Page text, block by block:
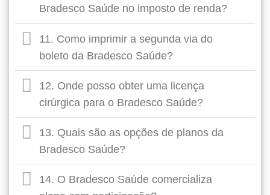
Bradesco Saúde no imposto de renda?
11. Como imprimir a segunda via do
boleto da Bradesco Saúde?
12. Onde posso obter uma licença
cirúrgica para o Bradesco Saúde?
13. Quais são as opções de planos da
Bradesco Saúde?
14. O Bradesco Saúde comercializa